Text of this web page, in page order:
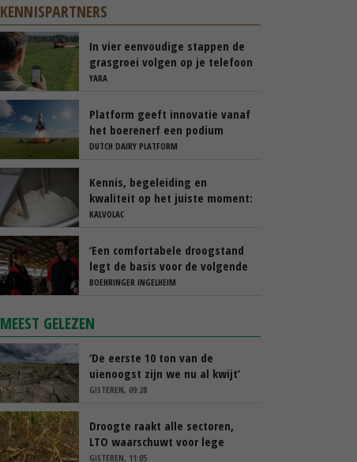
KENNISPARTNERS
In vier eenvoudige stappen de
grasgroei volgen op je telefoon
YARA
Platform geeft innovatie vanaf
het boerenerf een podium
DUTCH DAIRY PLATFORM
Kennis, begeleiding en
kwaliteit op het juiste moment:
de basis voor sterke kalveren
KALVOLAC
‘Een comfortabele droogstand
legt de basis voor de volgende
lactatie’
BOEHRINGER INGELHEIM
MEEST GELEZEN
‘De eerste 10 ton van de
uienoogst zijn we nu al kwijt’
GISTEREN, 09:28
Droogte raakt alle sectoren,
LTO waarschuwt voor lege
schappen
GISTEREN, 11:05